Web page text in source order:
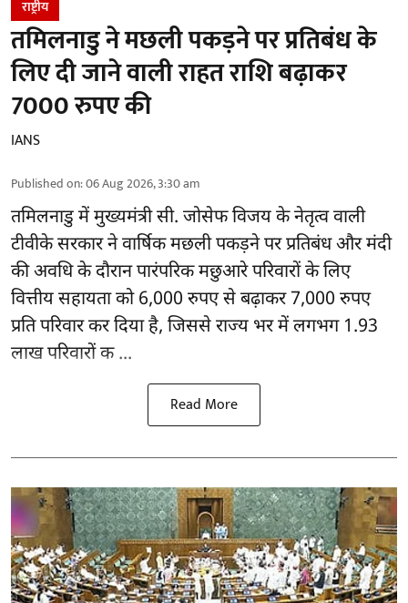
राष्ट्रीय
तमिलनाडु ने मछली पकड़ने पर प्रतिबंध के
लिए दी जाने वाली राहत राशि बढ़ाकर
7000 रुपए की
IANS
Published on:06 Aug 2026, 3:30 am
तमिलनाडुमें मुख्यमंत्री सी. जोसेफ विजय के नेतृत्व वाली
टीवीके सरकार ने वार्षिक मछली पकड़ने पर प्रतिबंध और मंदी
की अवधि के दौरान पारंपरिक मछुआरे परिवारों के लिए
वित्तीय सहायता को 6,000 रुपए से बढ़ाकर 7,000 रुपए
प्रति परिवार कर दिया है, जिससे राज्य भर में लगभग 1.93
लाख परिवारों क ...
Read More